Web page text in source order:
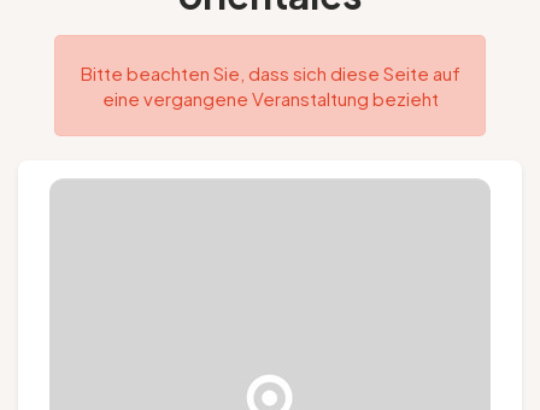
Unsere Vorschläge
Stadt Lüttich
Bitte beachten Sie, dass sich diese Seite auf
eine vergangene Veranstaltung bezieht